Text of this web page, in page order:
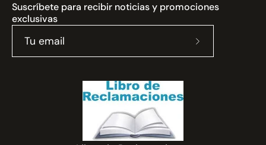
Suscríbete para recibir noticias y promociones
exclusivas
Suscríbete